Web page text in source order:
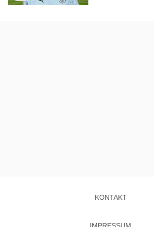
KONTAKT
IMPRESSUM